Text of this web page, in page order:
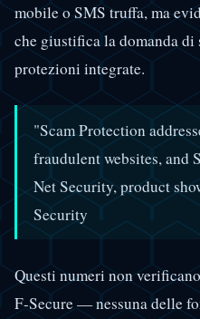
mobile o SMS truffa, ma
che giustifica la domanda di
protezioni integrate.
"Scam Protection
fraudulent websites, and
Net Security, product
Security
Questi numeri non
F-Secure — nessuna delle